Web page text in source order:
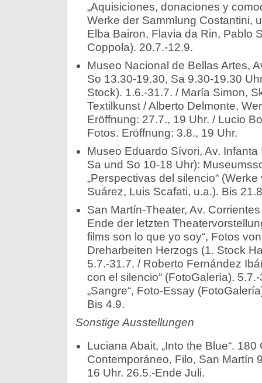
„Aquisiciones, donaciones y
Werke der Sammlung Costantini,
Elba Bairon, Flavia da Rin, Pablo
Coppola). 20.7.-12.9.
Museo Nacional de Bellas Artes,
So 13.30-19.30, Sa 9.30-19.30
Stock). 1.6.-31.7. / María Simon,
Textilkunst / Alberto Delmonte,
Eröffnung: 27.7., 19 Uhr. / Lucio
Fotos. Eröffnung: 3.8., 19 Uhr.
Museo Eduardo Sívori, Av.
Sa und So 10-18 Uhr):
„Perspectivas del silencio“
Suárez, Luis Scafati, u.a.). Bis
San Martín-Theater, Av.
Ende der letzten
films son lo que yo soy“, Fotos
Dreharbeiten Herzogs (1. Stock
5.7.-31.7. / Roberto Fernández
con el silencio“ (FotoGalería).
„Sangre“, Foto-Essay
Bis 4.9.
Sonstige Ausstellungen
Luciana Abait, „Into the Blue“. 180
Contemporáneo, Filo, San Martín
16 Uhr. 26.5.-Ende Juli.